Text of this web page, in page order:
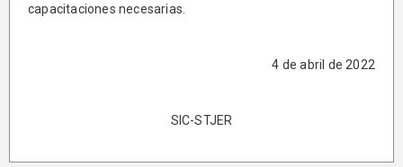
capacitaciones necesarias.
4 de abril de 2022
SIC-STJER